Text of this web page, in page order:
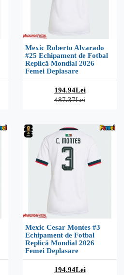
Mexic Roberto Alvarado
#25 Echipament de Fotbal
Replică Mondial 2026
Femei Deplasare
194.94Lei
487.37Lei
Mexic Cesar Montes #3
Echipament de Fotbal
Replică Mondial 2026
Femei Deplasare
194.94Lei